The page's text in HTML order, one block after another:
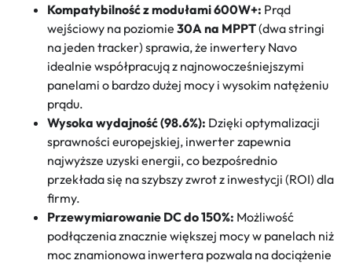
Kompatybilność z modułami 600W+: Prąd
wejściowy na poziomie 30A na MPPT(dwa stringi
na jeden tracker) sprawia, że inwertery Navo
idealnie współpracują z najnowocześniejszymi
panelami o bardzo dużej mocy i wysokim natężeniu
prądu.
Wysoka wydajność (98.6%): Dzięki optymalizacji
sprawności europejskiej, inwerter zapewnia
najwyższe uzyski energii, co bezpośrednio
przekłada się na szybszy zwrot z inwestycji (ROI) dla
firmy.
Przewymiarowanie DC do 150%: Możliwość
podłączenia znacznie większej mocy w panelach niż
moc znamionowa inwertera pozwala na dociążenie